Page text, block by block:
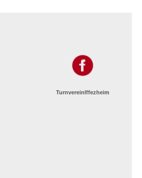
TurnvereinIffezheim